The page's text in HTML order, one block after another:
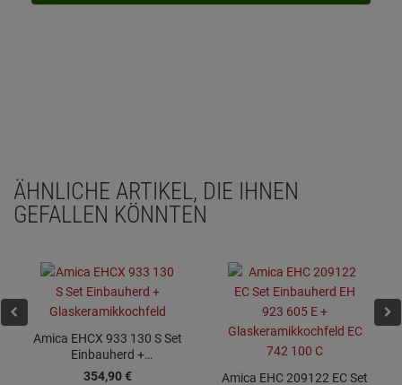
ÄHNLICHE ARTIKEL, DIE IHNEN
GEFALLEN KÖNNTEN
Amica EHCX 933 130 S Set
Einbauherd +
Glaskeramikkochfeld
354,90 €
Amica EHC 209122 EC Set